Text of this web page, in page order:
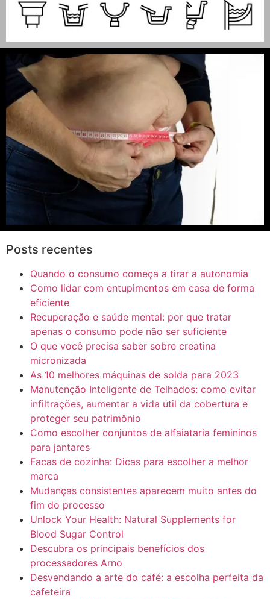
Posts recentes
Quando o consumo começa a tirar a autonomia
Como lidar com entupimentos em casa de forma
eficiente
Recuperação e saúde mental: por que tratar
apenas o consumo pode não ser suficiente
O que você precisa saber sobre creatina
micronizada
As 10 melhores máquinas de solda para 2023
Manutenção Inteligente de Telhados: como evitar
infiltrações, aumentar a vida útil da cobertura e
proteger seu patrimônio
Como escolher conjuntos de alfaiataria femininos
para jantares
Facas de cozinha: Dicas para escolher a melhor
marca
Mudanças consistentes aparecem muito antes do
fim do processo
Unlock Your Health: Natural Supplements for
Blood Sugar Control
Descubra os principais benefícios dos
processadores Arno
Desvendando a arte do café: a escolha perfeita da
cafeteira